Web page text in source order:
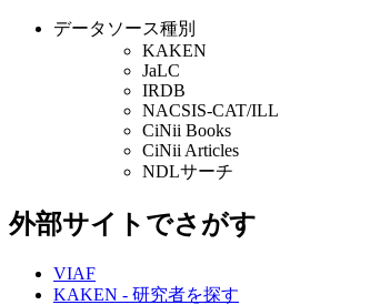
データソース種別
KAKEN
JaLC
IRDB
NACSIS-CAT/ILL
CiNii Books
CiNii Articles
NDLサーチ
外部サイトでさがす
VIAF
KAKEN - 研究者を探す